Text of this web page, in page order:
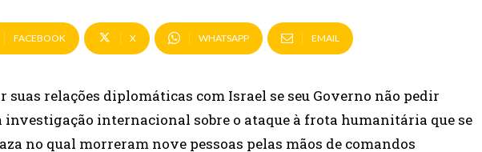
FACEBOOK X WHATSAPP EMAIL
suas relações diplomáticas com Israel se seu Governo não pedir
investigação internacional sobre o ataque à frota humanitária que se
no qual morreram nove pessoas pelas mãos de comandos